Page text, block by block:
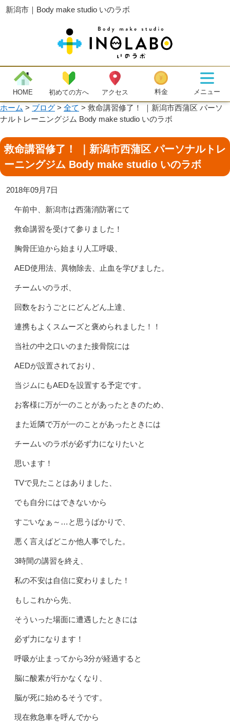
新潟市｜Body make studio いのラボ
HOME 初めての方へ アクセス 料金 メニュー
ホーム > ブログ> 全て > 救命講習修了！ ｜新潟市西蒲区 パーソ
ナルトレーニングジム Body make studio いのラボ
救命講習修了！ ｜新潟市西蒲区 パーソナルトレ
ーニングジム Body make studio いのラボ
2018年09月7日
午前中、新潟市は西蒲消防署にて
救命講習を受けて参りました！
胸骨圧迫から始まり人工呼吸、
AED使用法、異物除去、止血を学びました。
チームいのラボ、
回数をおうごとにどんどん上達、
連携もよくスムーズと褒められました！！
当社の中之口いのまた接骨院には
AEDが設置されており、
当ジムにもAEDを設置する予定です。
お客様に万が一のことがあったときのため、
また近隣で万が一のことがあったときには
チームいのラボが必ず力になりたいと
思います！
TVで見たことはありました、
でも自分にはできないから
すごいなぁ～…と思うばかりで、
悪く言えばどこか他人事でした。
3時間の講習を終え、
私の不安は自信に変わりました！
もしこれから先、
そういった場面に遭遇したときには
必ず力になります！
呼吸が止まってから3分が経過すると
脳に酸素が行かなくなり、
脳が死に始めるそうです。
現在救急車を呼んでから